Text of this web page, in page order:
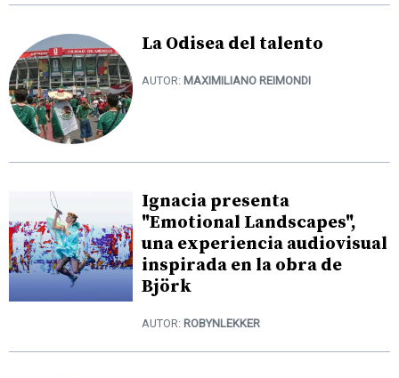
La Odisea del talento
AUTOR:MAXIMILIANO REIMONDI
Ignacia presenta
"Emotional Landscapes",
una experiencia audiovisual
inspirada en la obra de
Björk
AUTOR:ROBYNLEKKER